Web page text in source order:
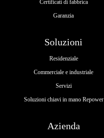
Azienda
Soluzioni
Residenziale
Commerciale e industriale
Servizi
Soluzioni chiavi in mano Repower
Certificati di fabbrica
Garanzia